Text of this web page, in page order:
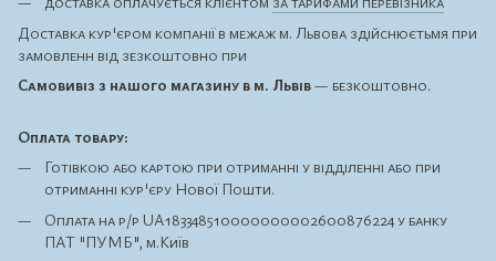
Доставка кур'єром компанії в межаж м. Львова здійснюєтьмя при
замовленн від зезкоштовно при
Самовивіз з нашого магазину в м. Львів— безкоштовно.
Оплата товару:
Готівкою або картою при отриманні у відділенні або при
отриманні кур'єру Нової Пошти.
Оплата на р/р UA183348510000000002600876224 у банку
ПАТ "ПУМБ", м.Київ